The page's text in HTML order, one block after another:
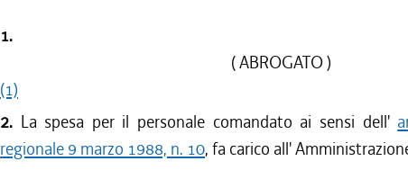
1.
( ABROGATO )
(1)
2. La spesa per il personale comandato ai sensi dell'
regionale 9 marzo 1988, n. 10, fa carico all'